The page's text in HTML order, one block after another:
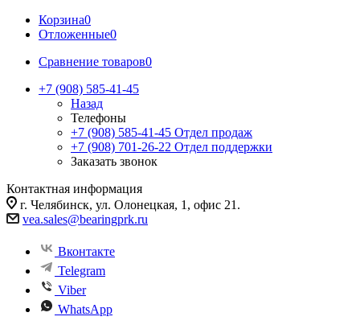
Корзина0
Отложенные0
Сравнение товаров0
+7 (908) 585-41-45
Назад
Телефоны
+7 (908) 585-41-45 Отдел продаж
+7 (908) 701-26-22 Отдел поддержки
Заказать звонок
Контактная информация
г. Челябинск, ул. Олонецкая, 1, офис 21.
vea.sales@bearingprk.ru
Вконтакте
Telegram
Viber
WhatsApp